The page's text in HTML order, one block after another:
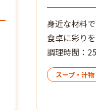
身近な材料
食卓に彩り
理の上に、
サテ・トム”
がさらに増し
調理時間：
スープ・汁